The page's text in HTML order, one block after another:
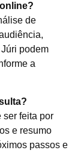
de
podem
a
ser feita por
e resumo
passos e